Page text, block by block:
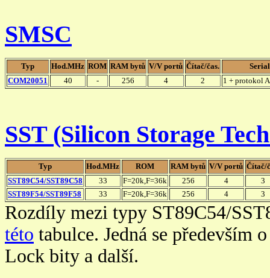
SMSC
Typ Hod.MHz ROM RAM bytů V/V portů Čítač/čas.
Serial
COM20051
40 - 256 4 2 1 + protokol
SST (Silicon Storage
Typ Hod.MHz ROM RAM bytů V/V portů Čítač/
SST89C54/SST89C58
33 F=20k,F=36k 256 4
3
SST89F54/SST89F58
33 F=20k,F=36k 256 4 3
Rozdíly mezi typy ST89C54/
této tabulce. Jedná se především
Lock bity a další.